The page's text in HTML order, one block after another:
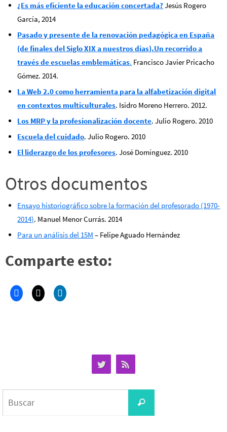
¿Es más eficiente la educación concertada?Jesús Rogero
García, 2014
Pasado y presente de la renovación pedagógica en España
(de finales del Siglo XIX a nuestros días).Un recorrido a
través de escuelas emblemáticas. Francisco Javier Pricacho
Gómez. 2014.
La Web 2.0 como herramienta para la alfabetización digital
en contextos multiculturales. Isidro Moreno Herrero. 2012.
Los MRP y la profesionalización docente. Julio Rogero. 2010
Escuela del cuidado. Julio Rogero. 2010
El liderazgo de los profesores. José Domínguez. 2010
Otros documentos
Ensayo historiográfico sobre la formación del profesorado (1970-
2014). Manuel Menor Currás. 2014
Para un análisis del 15M – Felipe Aguado Hernández
Comparte esto:
Buscar